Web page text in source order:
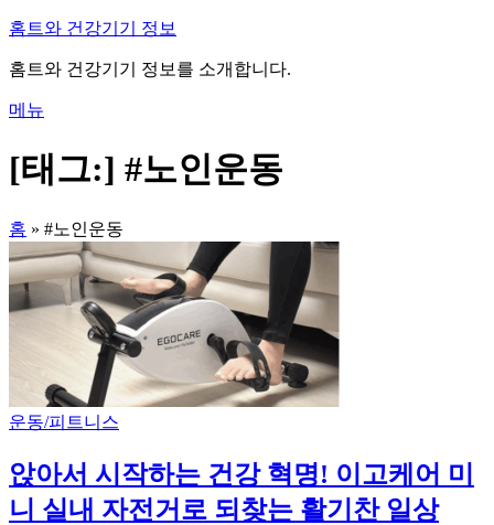
내
으
바
기
홈트와 건강기기 정보
홈트와 건강기기 정보를 소개합니다.
메뉴
[태그:] #노인운동
홈 » #노인운동
운동/피트니스
앉아서 시작하는 건강 혁명! 이고케어 미
니 실내 자전거로 되찾는 활기찬 일상